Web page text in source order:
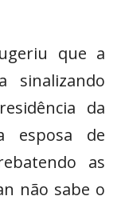
que a
sinalizando
da
esposa de
as
não sabe o